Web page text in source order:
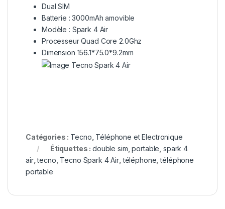
Dual SIM
Batterie : 3000mAh amovible
Modèle : Spark 4 Air
Processeur Quad Core 2.0Ghz
Dimension 156.1*75.0*9.2mm
Catégories : Tecno Téléphone et Electronique
Étiquettes :double sim ,portable spark 4
air,tecno Tecno Spark 4 Air ,téléphone ,téléphone
portable